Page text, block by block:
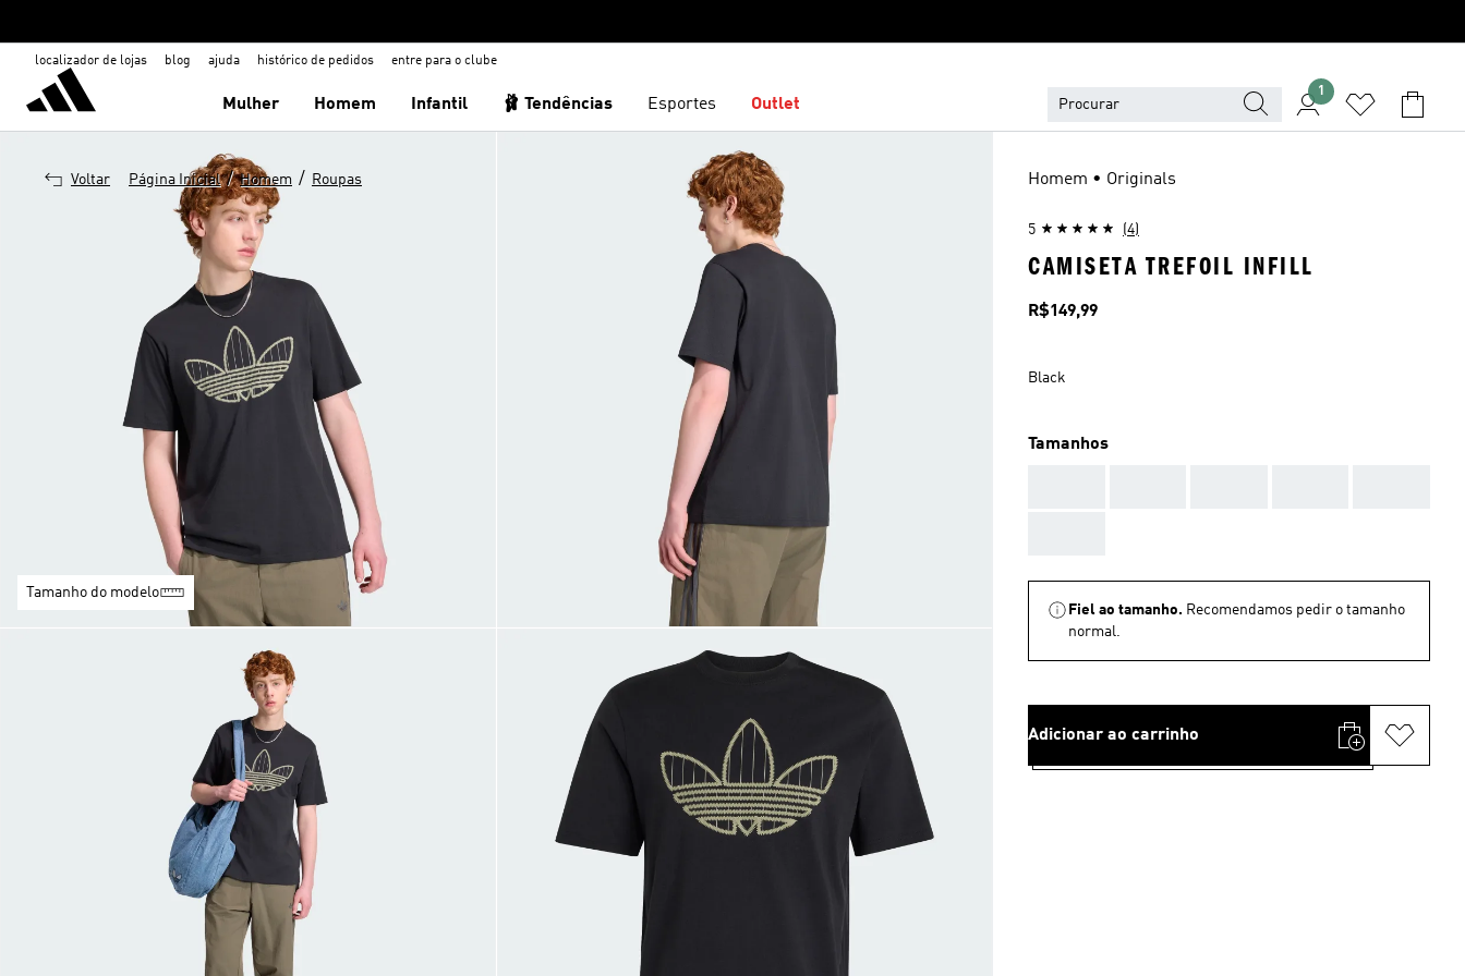
localizador de lojas blog ajuda histórico de pedidos entre para o clube
Mulher Homem Infantil 🩰 Tendências Esportes Outlet
1
Voltar Página Inicial / Homem / Roupas
Tamanho do modelo
Homem • Originals
5 (4)
CAMISETA TREFOIL INFILL
Preço
R$149,99
Black
Tamanhos
Fiel ao tamanho. Recomendamos pedir o tamanho
normal.
Adicionar ao carrinho